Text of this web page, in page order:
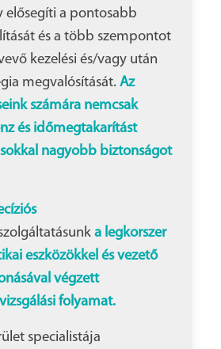
elősegíti a pontosabb
és a több szempontot
kezelési és/vagy után
megvalósítását. Az
számára nemcsak
és időmegtakarítást
nagyobb biztonságot
a legkorszer
eszközökkel és vezető
végzett
folyamat.
specialistája